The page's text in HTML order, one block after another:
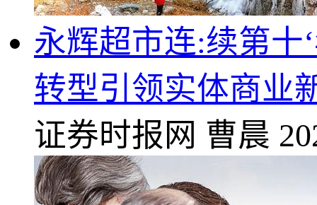
永辉超市连:续第十
转型引领实体商业
证券时报网 曹晨